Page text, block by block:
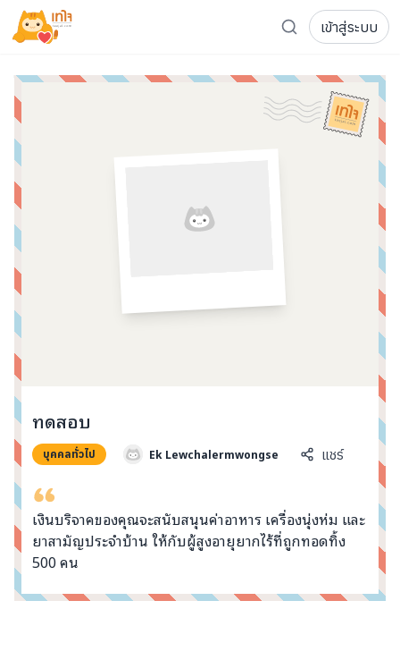
รู้จักเทใจ
เกี่ยวกับเรา
ความเคลื่อนไหว
ผู้บริจาค
การลดหย่อนภาษี
แฟนคลับศิลปิน
FAQ เจ้าของโครงการ
ติดต่อเรา
COCON (ห้อง 304) ชั้น 3 อาคาร The Season Mall 899
นโยบายความเป็นส่วนตัว
ภาษา: ไทย
เข้าสู่ระบบ
ทดสอบ
บุคคลทั่วไป Ek Lewchalermwongse แชร์
เงินบริจาคของคุณจะสนับสนุนค่าอาหาร เครื่องนุ่งห่ม และ
ยาสามัญประจำบ้าน ให้กับผู้สูงอายุยากไร้ที่ถูกทอดทิ้ง
500 คน